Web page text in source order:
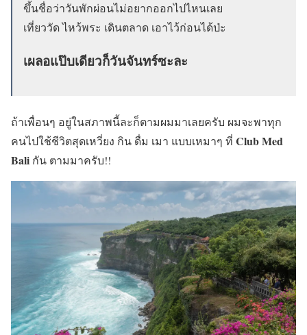
ขึ้นชื่อว่าวันพักผ่อนไม่อยากออกไปไหนเลย
เที่ยววัด ไหว้พระ เดินตลาด เอาไว้ก่อนได้ป่ะ
เผลอแป๊บเดียวก็วันจันทร์ซะละ
ถ้าเพื่อนๆ อยู่ในสภาพนี้ละก็ตามผมมาเลยครับ ผมจะพาทุก
คนไปใช้ชีวิตสุดเหวี่ยง กิน ดื่ม เมา แบบเหมาๆ ที่ Club Med
Bali กัน ตามมาครับ!!